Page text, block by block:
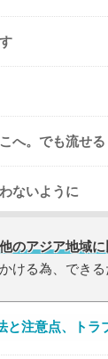
へ。でも流せ
ないように
他のアジア地域
る為、でき
と注意点、トラ